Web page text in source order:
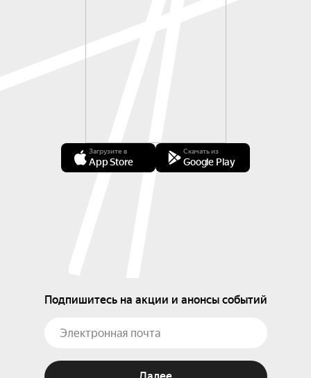
Загрузите в
App Store
Скачать из
Google Play
Подпишитесь на акции и анонсы событий